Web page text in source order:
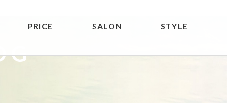
PRICE SALON STYLE